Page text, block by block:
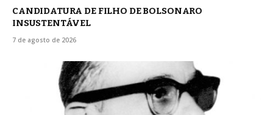
CANDIDATURA DE FILHO DE BOLSONARO
INSUSTENTÁVEL
7 de agosto de 2026